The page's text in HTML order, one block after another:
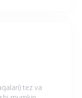
tez va